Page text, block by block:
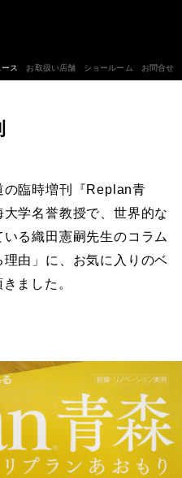
ス お取扱い店舗 ショールーム お問合せ
の臨時増刊『Replan青
学名誉教授で、世界的な
る織田憲嗣先生のコラム
理由」に、お気に入りのベ
ました。